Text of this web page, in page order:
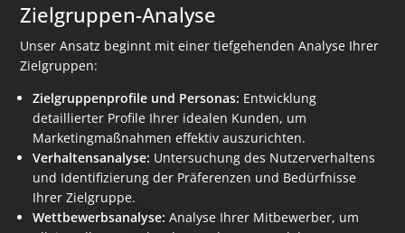
Zielgruppen-Analyse
Unser Ansatz beginnt mit einer tiefgehenden Analyse Ihrer
Zielgruppen:
Zielgruppenprofile und Personas: Entwicklung
detaillierter Profile Ihrer idealen Kunden, um
Marketingmaßnahmen effektiv auszurichten.
Verhaltensanalyse: Untersuchung des Nutzerverhaltens
und Identifizierung der Präferenzen und Bedürfnisse
Ihrer Zielgruppe.
Wettbewerbsanalyse: Analyse Ihrer Mitbewerber, um